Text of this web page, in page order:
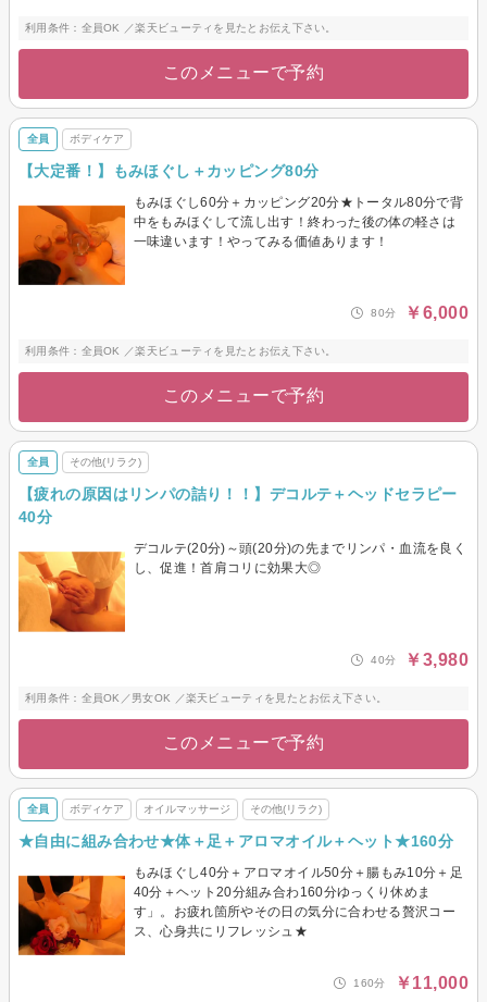
利用条件：全員OK ／楽天ビューティを見たとお伝え下さい。
このメニューで予約
全員 ボディケア
【大定番！】もみほぐし＋カッピング80分
もみほぐし60分＋カッピング20分★トータル80分で背
中をもみほぐして流し出す！終わった後の体の軽さは
一味違います！やってみる価値あります！
80分 ￥6,000
利用条件：全員OK ／楽天ビューティを見たとお伝え下さい。
このメニューで予約
全員 その他(リラク)
【疲れの原因はリンパの詰り！！】デコルテ＋ヘッドセラピー
40分
デコルテ(20分)～頭(20分)の先までリンパ・血流を良く
し、促進！首肩コリに効果大◎
40分 ￥3,980
利用条件：全員OK／男女OK ／楽天ビューティを見たとお伝え下さい。
このメニューで予約
全員 ボディケア オイルマッサージ その他(リラク)
★自由に組み合わせ★体＋足＋アロマオイル＋ヘット★160分
もみほぐし40分＋アロマオイル50分＋腸もみ10分＋足
40分＋ヘット20分組み合わ160分ゆっくり休めま
す」。お疲れ箇所やその日の気分に合わせる贅沢コー
ス、心身共にリフレッシュ★
160分 ￥11,000